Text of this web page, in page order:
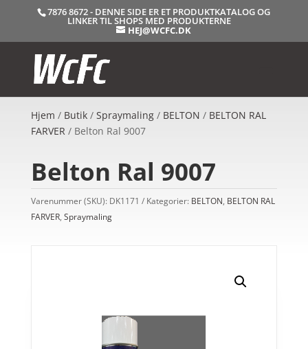
7876 8672 - DENNE SIDE ER ET PRODUKTKATALOG OG
LINKER TIL SHOPS MED PRODUKTERNE
HEJ@WCFC.DK
Hjem / Butik/ Spraymaling/ BELTON / BELTON RAL
FARVER/ Belton Ral 9007
Belton Ral 9007
Varenummer (SKU): DK1171 Kategorier: BELTON, BELTON RAL
FARVER, Spraymaling